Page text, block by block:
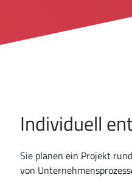
Individuell
Sie planen ein Projekt
von